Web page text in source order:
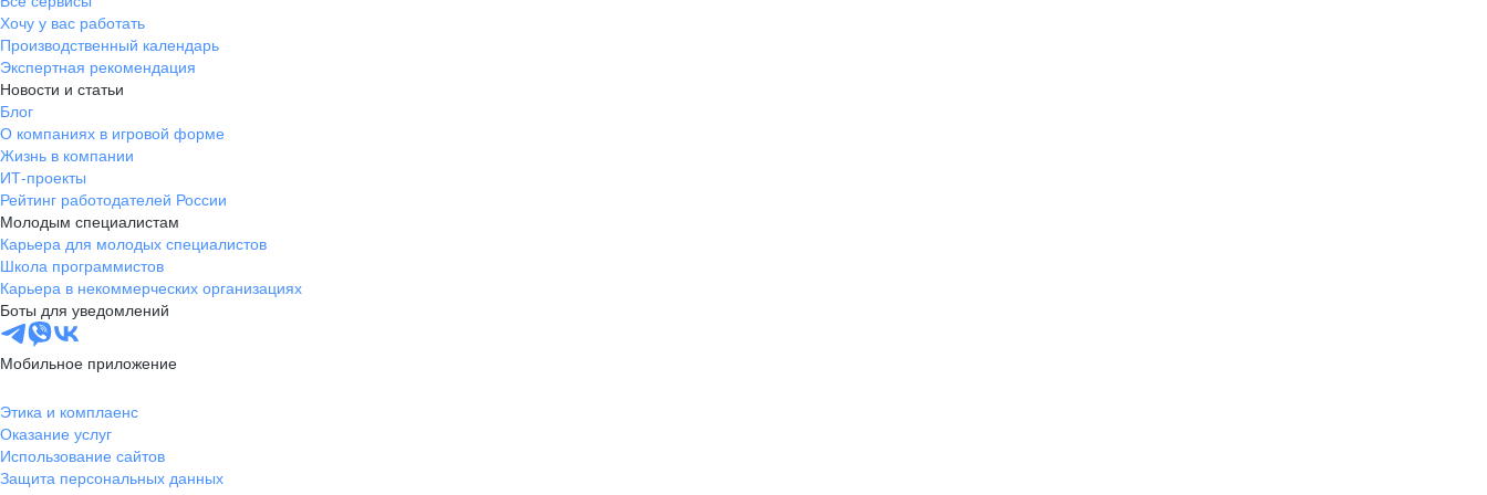
Хочу у вас работать
Производственный календарь
Экспертная рекомендация
Новости и статьи
Блог
О компаниях в игровой форме
Жизнь в компании
ИТ-проекты
Рейтинг работодателей России
Молодым специалистам
Карьера для молодых специалистов
Школа программистов
Карьера в некоммерческих организациях
Боты для уведомлений
Мобильное приложение
Этика и комплаенс
Оказание услуг
Использование сайтов
Защита персональных данных